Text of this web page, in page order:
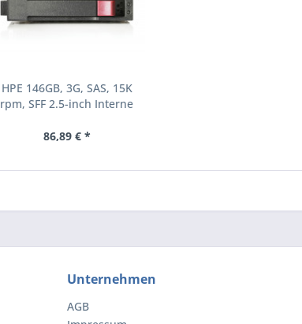
HPE 146GB, 3G, SAS, 15K
rpm, SFF 2.5-inch Interne
(504062-B21)
86,89 € *
Unternehmen
AGB